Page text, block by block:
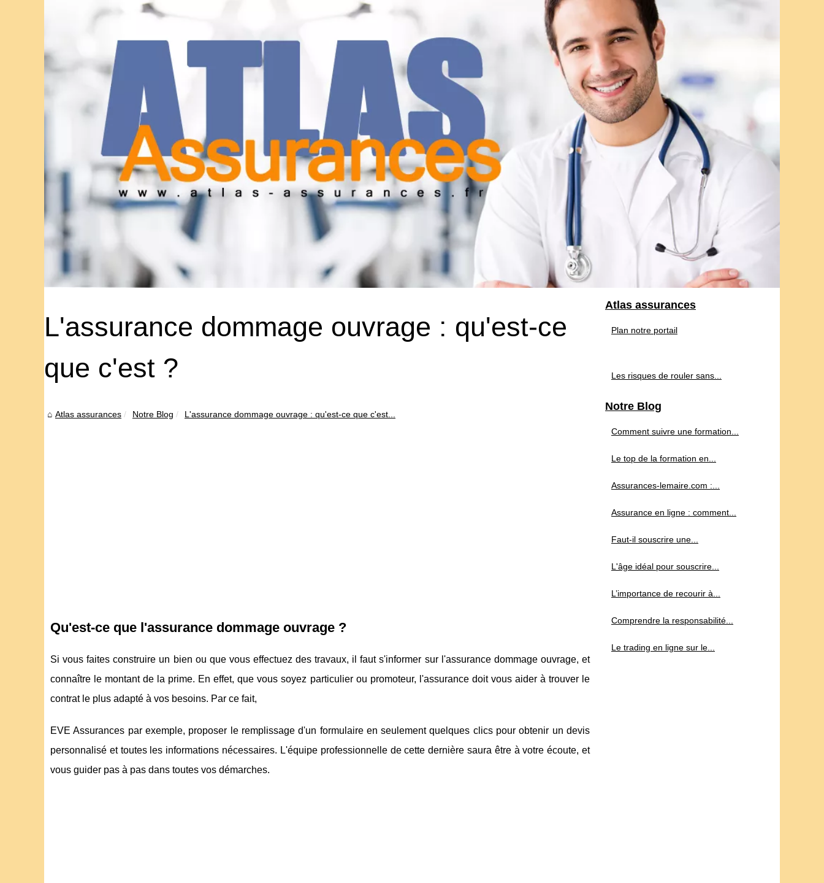
L'assurance dommage ouvrage : qu'est-ce
que c'est ?
Atlas assurances Notre Blog L'assurance dommage ouvrage : qu'est-ce que c'est...
Qu'est-ce que l'assurance dommage ouvrage ?
Si vous faites construire un bien ou que vous effectuez des travaux, il faut s'informer sur l'assurance dommage ouvrage, et
connaître le montant de la prime. En effet, que vous soyez particulier ou promoteur, l'assurance doit vous aider à trouver le
contrat le plus adapté à vos besoins. Par ce fait,
EVE Assurances par exemple, proposer le remplissage d'un formulaire en seulement quelques clics pour obtenir un devis
personnalisé et toutes les informations nécessaires. L'équipe professionnelle de cette dernière saura être à votre écoute, et
vous guider pas à pas dans toutes vos démarches.
Atlas assurances
Plan notre portail
Les risques de rouler sans...
Notre Blog
Comment suivre une formation...
Le top de la formation en...
Assurances-lemaire.com :...
Assurance en ligne : comment...
Faut-il souscrire une...
L'âge idéal pour souscrire...
L’importance de recourir à...
Comprendre la responsabilité...
Le trading en ligne sur le...